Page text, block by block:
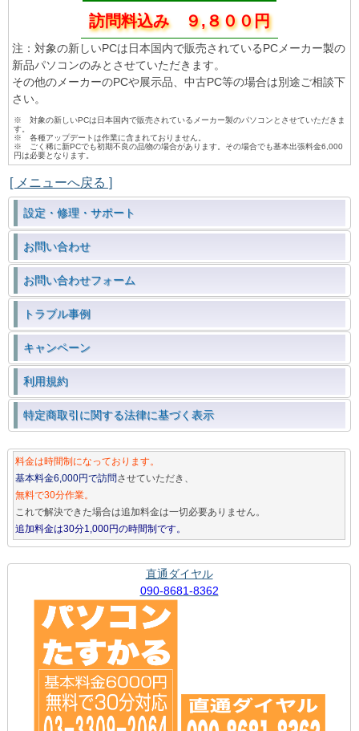
訪問料込み ９,８００円
注：対象の新しいPCは日本国内で販売されているPCメーカー製の
新品パソコンのみとさせていただきます。
その他のメーカーのPCや展示品、中古PC等の場合は別途ご相談下
さい。
※ 対象の新しいPCは日本国内で販売されているメーカー製のパソコンとさせていただきま
す。
※ 各種アップデートは作業に含まれておりません。
※ ごく稀に新PCでも初期不良の品物の場合があります。その場合でも基本出張料金6,000
円は必要となります。
[ メニューへ戻る ]
設定・修理・サポート
お問い合わせ
お問い合わせフォーム
トラブル事例
キャンペーン
利用規約
特定商取引に関する法律に基づく表示
料金は時間制になっております。
基本料金6,000円で訪問させていただき、
無料で30分作業。
これで解決できた場合は追加料金は一切必要ありません。
追加料金は30分1,000円の時間制です。
直通ダイヤル
090-8681-8362